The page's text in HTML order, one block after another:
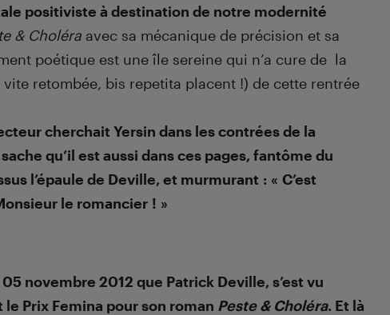
positiviste à destination de notre modernité
& Choléra avec sa mécanique de précision et sa
poétique est une île sereine qui n’a cure de la
retombée, bis repetita placent !) de cette rentrée
cherchait Yersin dans les contrées de la
qu’il est aussi dans ces pages, fantôme du
l’épaule de Deville, et murmurant : « C’est
le romancier ! »
novembre 2012 que Patrick Deville, s’est vu
Prix Femina pour son roman Peste & Choléra. Et là